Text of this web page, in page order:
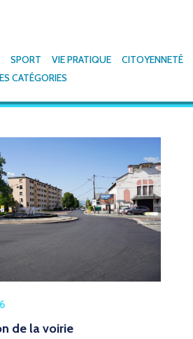
SPORT VIE PRATIQUE CITOYENNETÉ
CATÉGORIES
de la voirie